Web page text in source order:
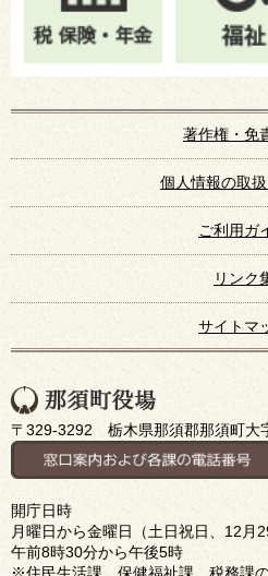
著作権・免
個人情報の取
ご利用ガ
リンク
サイトマ
〒329-3292 栃木県那須郡那須町大
開庁日時
月曜日から金曜日（土日祝日、12月
午前8時30分から午後5時